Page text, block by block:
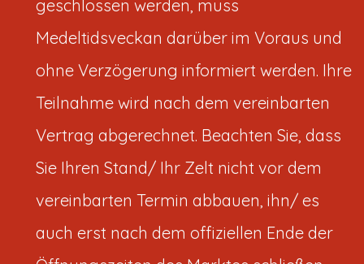
geschlossen werden, muss
Medeltidsveckan darüber im Voraus und
ohne Verzögerung informiert werden. Ihre
Teilnahme wird nach dem vereinbarten
Vertrag abgerechnet. Beachten Sie, dass
Sie Ihren Stand/ Ihr Zelt nicht vor dem
vereinbarten Termin abbauen, ihn/ es
auch erst nach dem offiziellen Ende der